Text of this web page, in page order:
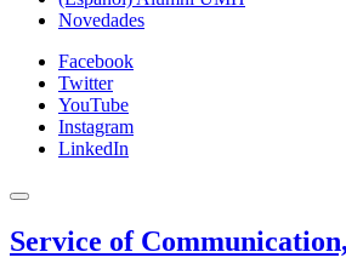
Novedades
Facebook
Twitter
YouTube
Instagram
LinkedIn
Service of